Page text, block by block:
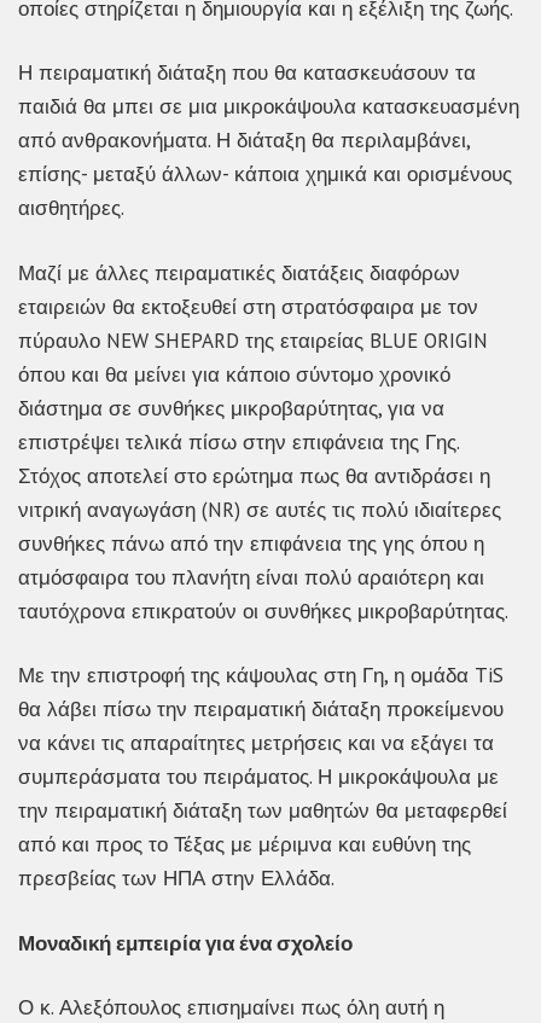
οποίες στηρίζεται η δημιουργία και η εξέλιξη της ζωής.
Η πειραματική διάταξη που θα κατασκευάσουν τα
παιδιά θα μπει σε μια μικροκάψουλα κατασκευασμένη
από ανθρακονήματα. Η διάταξη θα περιλαμβάνει,
επίσης- μεταξύ άλλων- κάποια χημικά και ορισμένους
αισθητήρες.
Μαζί με άλλες πειραματικές διατάξεις διαφόρων
εταιρειών θα εκτοξευθεί στη στρατόσφαιρα με τον
πύραυλο NEW SHEPARD της εταιρείας BLUE ORIGIN
όπου και θα μείνει για κάποιο σύντομο χρονικό
διάστημα σε συνθήκες μικροβαρύτητας, για να
επιστρέψει τελικά πίσω στην επιφάνεια της Γης.
Στόχος αποτελεί στο ερώτημα πως θα αντιδράσει η
νιτρική αναγωγάση (NR) σε αυτές τις πολύ ιδιαίτερες
συνθήκες πάνω από την επιφάνεια της γης όπου η
ατμόσφαιρα του πλανήτη είναι πολύ αραιότερη και
ταυτόχρονα επικρατούν οι συνθήκες μικροβαρύτητας.
Με την επιστροφή της κάψουλας στη Γη, η ομάδα TiS
θα λάβει πίσω την πειραματική διάταξη προκείμενου
να κάνει τις απαραίτητες μετρήσεις και να εξάγει τα
συμπεράσματα του πειράματος. Η μικροκάψουλα με
την πειραματική διάταξη των μαθητών θα μεταφερθεί
από και προς το Τέξας με μέριμνα και ευθύνη της
πρεσβείας των ΗΠΑ στην Ελλάδα.
Μοναδική εμπειρία για ένα σχολείο
Ο κ. Αλεξόπουλος επισημαίνει πως όλη αυτή η